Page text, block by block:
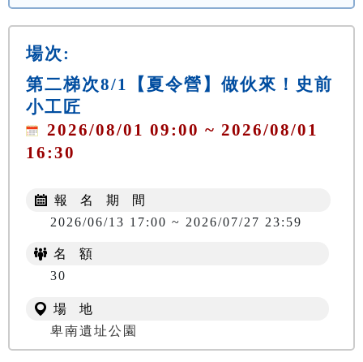
場次:
第二梯次8/1【夏令營】做伙來！史前
小工匠
2026/08/01 09:00 ~ 2026/08/01
16:30
報 名 期 間
2026/06/13 17:00 ~ 2026/07/27 23:59
名 額
30
場 地
卑南遺址公園